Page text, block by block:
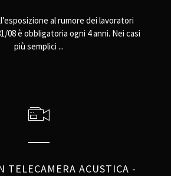
al rumore dei lavoratori
08 è obbligatoria ogni 4 anni. Nei casi
più semplici ...
TELECAMERA ACUSTICA -